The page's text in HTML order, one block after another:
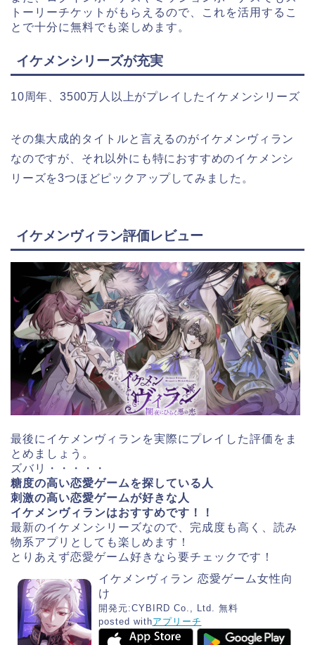
トーリーチケットがもらえるので、これを活用するこ
とで十分に無料でも楽しめます。
イケメンシリーズが充実
10周年、3500万人以上がプレイしたイケメンシリーズ
その集大成的タイトルと言えるのがイケメンヴィラン
なのですが、それ以外にも特におすすめのイケメンシ
リーズを3つほどピックアップしてみました。
イケメンヴィラン評価レビュー
最後にイケメンヴィランを実際にプレイした評価をま
とめましょう。
ズバリ・・・・・
糖度の高い恋愛ゲームを探している人
刺激の高い恋愛ゲームが好きな人
イケメンヴィランはおすすめです！！
最新のイケメンシリーズなので、完成度も高く、読み
物系アプリとしても楽しめます！
とりあえず恋愛ゲーム好きなら要チェックです！
イケメンヴィラン 恋愛ゲーム女性向
け
開発元:CYBIRD Co., Ltd. 無料
posted withアプリーチ